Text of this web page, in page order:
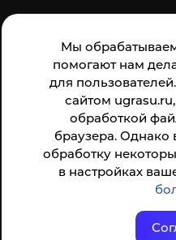
Мы
помогают нам
для
сайтом
обработкой
браузера. Однако
обработку
в настройках
Анкета доступна по